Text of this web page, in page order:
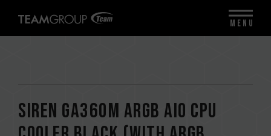
SIREN GA360M ARGB AIO CPU
MENU